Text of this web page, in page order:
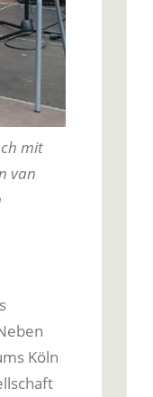
mit
van
Köln